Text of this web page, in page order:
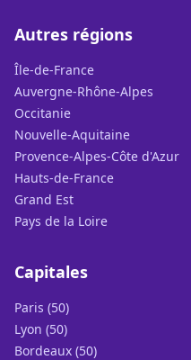
Autres régions
Île-de-France
Auvergne-Rhône-Alpes
Occitanie
Nouvelle-Aquitaine
Provence-Alpes-Côte d'Azur
Hauts-de-France
Grand Est
Pays de la Loire
Capitales
Paris (50)
Lyon (50)
Bordeaux (50)